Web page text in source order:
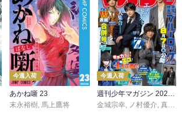
今週入荷
あかね噺 23
末永裕樹, 馬上鷹将
今週入荷
週刊少年マガジン 2026年36・37号[2026年8月5日発売]
金城宗幸, ノ村優介, 真島ヒロ